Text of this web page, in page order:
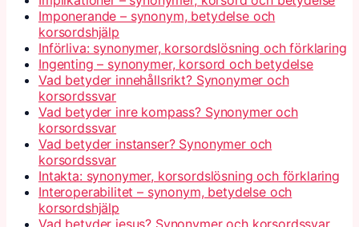
Imponerande – synonym, betydelse och
korsordshjälp
Införliva: synonymer, korsordslösning och förklaring
Ingenting – synonymer, korsord och betydelse
Vad betyder innehållsrikt? Synonymer och
korsordssvar
Vad betyder inre kompass? Synonymer och
korsordssvar
Vad betyder instanser? Synonymer och
korsordssvar
Intakta: synonymer, korsordslösning och förklaring
Interoperabilitet – synonym, betydelse och
korsordshjälp
Vad betyder jesus? Synonymer och korsordssvar